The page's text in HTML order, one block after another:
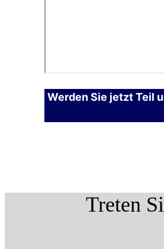
Werden Sie jetzt Teil
Treten